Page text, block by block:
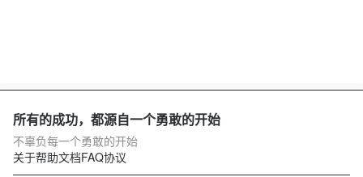
所有的成功，都源自一个勇敢的开始
不辜负每一个勇敢的开始
关于帮助文档FAQ协议